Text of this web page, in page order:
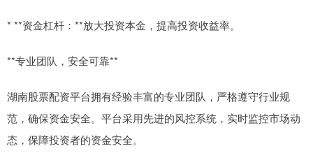
* **资金杠杆：**放大投资本金，提高投资收益率。
**专业团队，安全可靠**
湖南股票配资平台拥有经验丰富的专业团队，严格遵守行业规
范，确保资金安全。平台采用先进的风控系统，实时监控市场动
态，保障投资者的资金安全。